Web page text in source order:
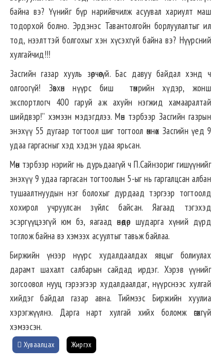
байна вэ? Үүнийг бүр нарийвчилж асуувал хариулт маш
тодорхой болно. Эрдэнэс Тавантолгойн борлуулалтыг ил
тод, нээлттэй болгохыг хэн хүсэхгүй байна вэ? Нүүрсний
хулгайчид!!!
Засгийн газар хууль зөрчөөгүй. Бас давуу байдал хэнд ч
олгоогүй! Зөвхөн нүүрс биш төмрийн хүдэр, жонш
экспортлогч 400 гаруй аж ахуйн нэгжид хамааралтай
шийдвэр!” хэмээн мэдэгдлээ. Мөн тэрбээр Засгийн газрын
энэхүү 55 дугаар тогтоол шиг тогтоол өмнөх Засгийн үед 9
удаа гаргасныг хэд хэдэн удаа ярьсан.
Мөн тэрбээр нэрийг нь дурьдаагүй ч П.Сайнзориг гишүүнийг
энэхүү 9 удаа гаргасан тогтоолын 5-ыг нь гаргалцсан албан
тушаалтнуудын нэг болохыг дурдаад тэргээр тогтоолд
хохирол учруулсан зүйлс байсан. Яагаад тэгэхэд
эсэргүүцээгүй юм бэ, яагаад өнөөдөр шударга хүний дүрд
тоглож байна вэ хэмээх асуултыг тавьж байлаа.
Биржийн үнээр нүүрс худалдаалдах явцыг болиулах
дарамт шахалт салбарын сайдад ирдэг. Хэрэв үүнийг
зогсоовол нууц гэрээгээр худалдаалдаг, нүүрснээс хулгай
хийдэг байдал газар авна. Тиймээс Биржийн хуулиа
хэрэгжүүлнэ. Дарга нарт хулгай хийх боломж өгөхгүй
хэмээсэн.
Хуваалцах Жиргэх